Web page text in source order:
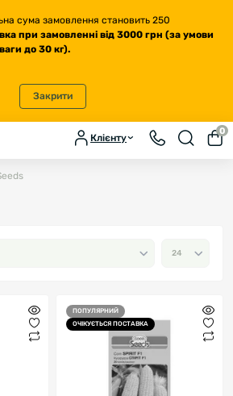
сума замовлення становить 250
при замовленні від 3000 грн (за умови
до 30 кг).
Закрити
Клієнту
0
ПОПУЛЯРНИЙ
ОЧІКУЄТЬСЯ ПОСТАВКА